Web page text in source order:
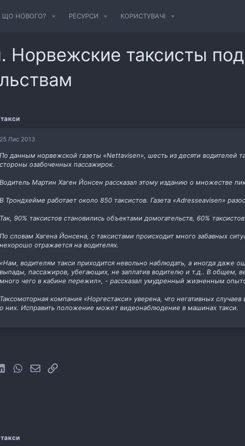
ЩО НОВОГО? РЕСУРСИ КОРИСТУВАЧІ
Норвежские таксисты
25 Лис 2013
По данным норвежской газеты «Nettavisen», шесть из десяти водителей
стороны озабоченных пассажирок.
Водитель Мартин Хаген Йонсен рассказал этому изданию о множестве
В Трондхейме работает около 850 таксистов. Газета «Аdresseavisen»
Так, 90% таксистов становились объектами домогательств, 60%
По словам Хагена Йонсена, с таксистами происходит много забавных
нехорошо отражается на водителях.
«Нам, водителям такси приходится невольно наблюдать, а иногда даже
выпады, пассажиров, убегающих, не заплатив водителю и т.д.. В общем,
много чего в кабине пережил», - рассказал умудренный жизненным
Таксомоторная компания «Норгестакси» уверена, что негативных
о них. Исправить положение может видеонаблюдение в машинах такси.
LinkedInWhatsApp
E-mailПосилання